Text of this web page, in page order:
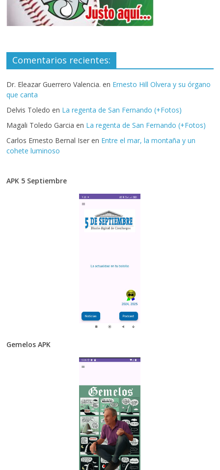
Comentarios recientes:
Dr. Eleazar Guerrero Valencia. en Ernesto Hill Olvera y su órgano
que canta
Delvis Toledo en La regenta de San Fernando (+Fotos)
Magali Toledo Garcia en La regenta de San Fernando (+Fotos)
Carlos Ernesto Bernal Iser en Entre el mar, la montaña y un
cohete luminoso
APK 5 Septiembre
Gemelos APK